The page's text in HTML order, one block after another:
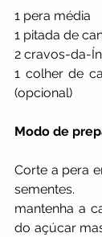
1 pera média
1 pitada de
2 cravos-da-
1 colher de
(opcional)
Modo de
Corte a pera
sementes.
mantenha a
do açúcar